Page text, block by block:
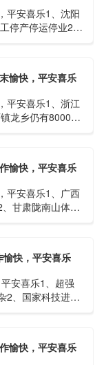
平安喜乐1、沈阳
停产停运停业2、
愉快，平安喜乐
平安喜乐1、浙江
龙乡仍有8000多
愉快，平安喜乐
平安喜乐1、广西
甘肃陇南山体滑
快，平安喜乐
安喜乐1、超强
2、国家科技进步
愉快，平安喜乐